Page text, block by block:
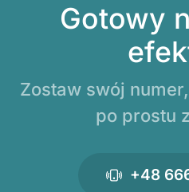
Gotowy
Zostaw swój
po prostu
+48